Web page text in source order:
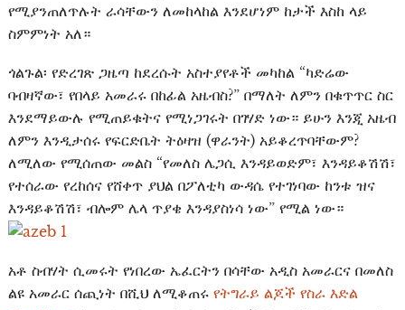
የሚያንጠለጥሉት ራሳቸውን ለመከላከል እንደሆነም ከታች እስከ ላይ
ስምምነት አለ።
ጎልጉል፡ የድረገጽ ጋዜጣ ከደረሱት አስተያየቶች መካከል “ካድሬው
ባብዛኛው፣ የበላይ አመራሩ በከፊል አዜብስ?” በማለት ለምን በቁጥጥር ስር
እንደማይውሉ የሚጠይቁትና የሚነጋገሩት በገሃድ ነው። ይሁን እንጂ አዜብ
ለምን እንዲታሰሩ የፍርድቤት ትዕዛዝ (ዋራንት) አይቆረጥባቸውም?
ለሚለው የሚሰጠው መልስ “የመለስ ሌጋሲ እንዳይወድም፣ እንዳይቆሽሽ፣
የተሰራው የረከሰና የሸቀጥ ያህል በፖለቲካ ውዳሴ የተገነባው ከንቱ ዝና
እንዳይቆሽሽ፣ ብሎም ሌላ ጥያቄ እንዳያስነሳ ነው” የሚል ነው።
አቶ ስብሃት ሲመሩት የነበረው ኤፈርትን በሳቸው አዲስ አመራርና በመለስ
ልዩ አመራር ሰጪነት በሺህ ለሚቆጠሩ የትግራይ ልጆች የስራ እድል